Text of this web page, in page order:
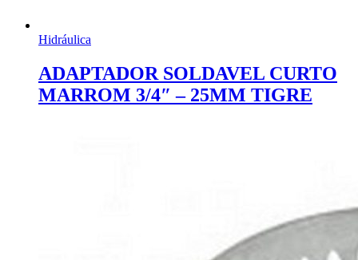
Hidráulica
ADAPTADOR SOLDAVEL CURTO
MARROM 3/4″ – 25MM TIGRE